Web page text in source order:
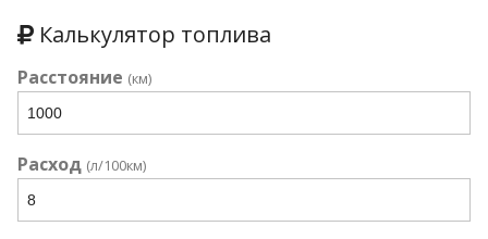
Калькулятор топлива
Расстояние (км)
Расход (л/100км)